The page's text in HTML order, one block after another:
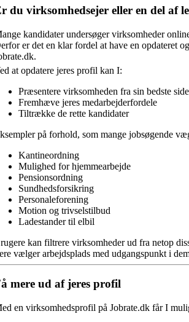
du virksomhedsejer eller en del af
kandidater undersøger virksomheder
er det en klar fordel at have en opdateret
at opdatere jeres profil kan I:
Præsentere virksomheden fra sin bedste side
Fremhæve jeres medarbejderfordele
Tiltrække de rette kandidater
på forhold, som mange jobsøgende
Kantineordning
Mulighed for hjemmearbejde
Pensionsordning
Sundhedsforsikring
Personaleforening
Motion og trivselstilbud
Ladestander til elbil
kan filtrere virksomheder ud fra netop
vælger arbejdsplads med udgangspunkt i
mere ud af jeres profil
en virksomhedsprofil på Jobrate.dk får I